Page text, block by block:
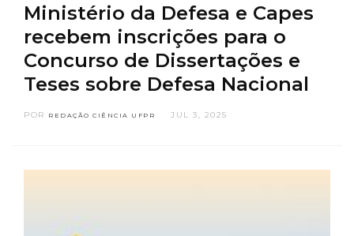
Ministério da Defesa e Capes
recebem inscrições para o
Concurso de Dissertações e
Teses sobre Defesa Nacional
POR REDAÇÃO CIÊNCIA UFPR JUL 3, 2025